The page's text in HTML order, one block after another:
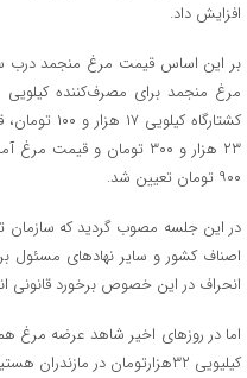
افزایش داد.
کشتارگاه
۹۰۰ تومان تعیین شد.
در این جلسه مصوب گردید که سازمان
اصناف کشور و سایر نهادهای مسئول
انحراف در این خصوص برخورد قانونی
کیلیویی ۳۲هزارتومان در مازندران هستیم.